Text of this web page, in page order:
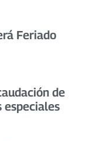
Feriado
de
especiales